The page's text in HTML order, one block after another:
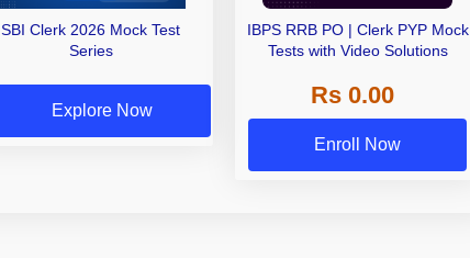
SBI Clerk 2026 Mock Test
Series
Explore Now
IBPS RRB PO | Clerk PYP Mock
Tests with Video Solutions
Rs 0.00
Enroll Now